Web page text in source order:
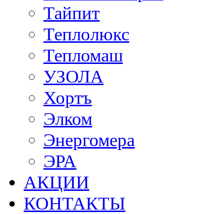
Тайпит
Теплолюкс
Тепломаш
УЗОЛА
Хортъ
Элком
Энергомера
ЭРА
АКЦИИ
КОНТАКТЫ